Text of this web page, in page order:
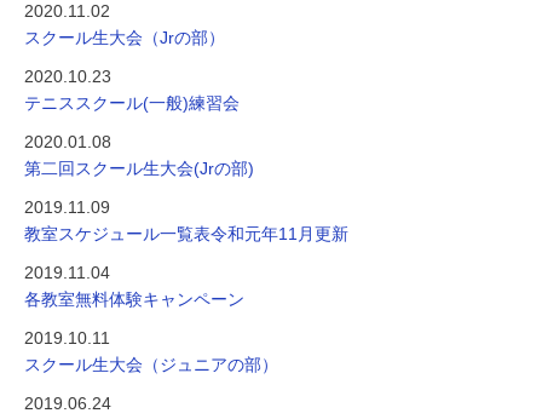
2020.11.02
スクール生大会（Jrの部）
2020.10.23
テニススクール(一般)練習会
2020.01.08
第二回スクール生大会(Jrの部)
2019.11.09
教室スケジュール一覧表令和元年11月更新
2019.11.04
各教室無料体験キャンペーン
2019.10.11
スクール生大会（ジュニアの部）
2019.06.24